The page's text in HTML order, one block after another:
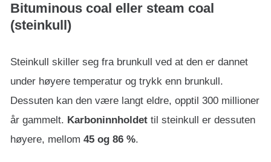
Bituminous coal eller steam coal
(steinkull)
Steinkull skiller seg fra brunkull ved at den er dannet
under høyere temperatur og trykk enn brunkull.
Dessuten kan den være langt eldre, opptil 300 millioner
år gammelt. Karboninnholdet til steinkull er dessuten
høyere, mellom 45 og 86 %.